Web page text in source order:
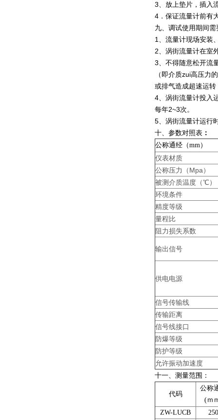
3、放上垫片，插入
4．保证流量计前有
九、调试使用期间
1、流量计现场安装
2、涡街流量计在室
3、不得随意松开流
（即介质zui高压力
或排气造成超速运
4、涡街流量计投入
每年2~3次。
5、涡街流量计运行
十、参数对照表 ：
公称通经（mm）
仪表材质
公称压力（Mpa）
被测介质温度（℃）
环境条件
精度等级
量程比
阻力损失系数
输出信号
供电电源
信号传输线
传输距离
信号线接口
防爆等级
防护等级
允许振动加速度
十一
测量范围：
代码
公称
(ｍ
ZW-LUCB
250